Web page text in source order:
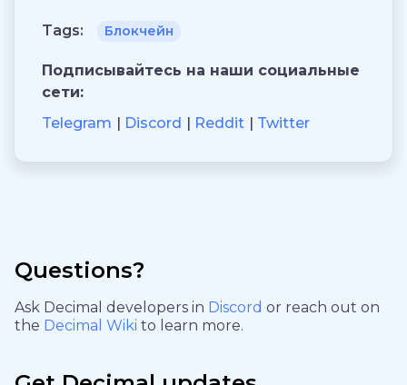
Tags: Блокчейн
Подписывайтесь на наши социальные
сети:
Telegram
Discord Reddit Twitter
Questions?
Ask Decimal developers in Discord or reach out on
the Decimal Wiki to learn more.